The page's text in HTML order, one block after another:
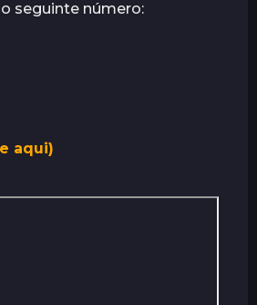
seguinte número:
aqui)